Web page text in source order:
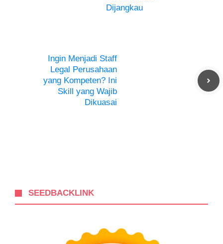
Dijangkau
Ingin Menjadi Staff
Legal Perusahaan
yang Kompeten? Ini
Skill yang Wajib
Dikuasai
SEEDBACKLINK